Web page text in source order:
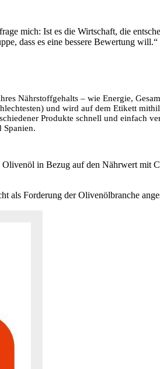
mich: Ist es die Wirtschaft, die
dass es eine bessere Bewertung will.“
Nährstoffgehalts – wie Energie,
und wird auf dem Etikett
Produkte schnell und einfach
Spanien.
in Bezug auf den Nährwert mit
als Forderung der Olivenölbranche